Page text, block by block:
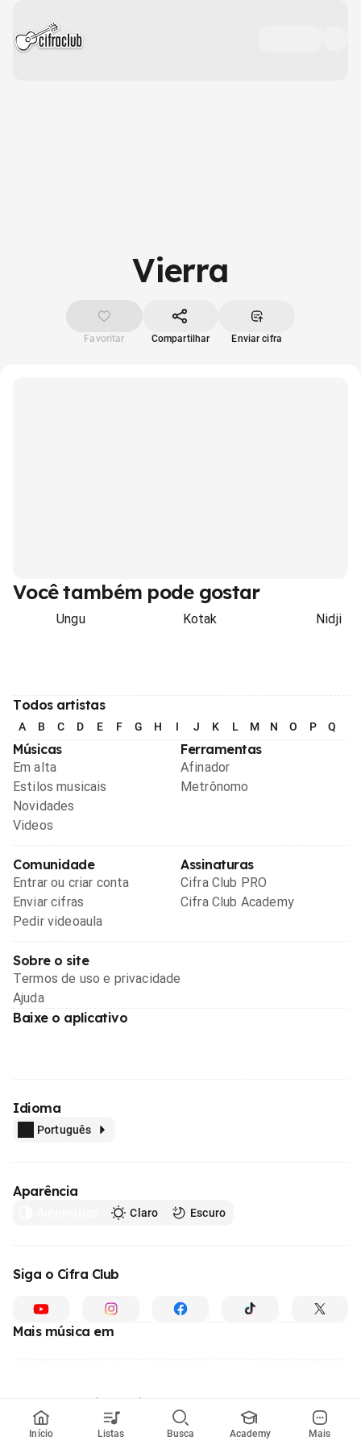
Início Listas Busca Academy Mais
Vierra
Favoritar Compartilhar Enviar cifra
Você também pode gostar
Ungu Kotak Nidji
Todos artistas
A B C D E F G H I J K L M N O P Q
Músicas
Em alta
Estilos musicais
Novidades
Videos
Ferramentas
Afinador
Metrônomo
Comunidade
Entrar ou criar conta
Enviar cifras
Pedir videoaula
Assinaturas
Cifra Club PRO
Cifra Club Academy
Sobre o site
Termos de uso e privacidade
Ajuda
Baixe o aplicativo
Idioma
Português
Aparência
Claro Escuro
Siga o Cifra Club
Mais música em
© 1996 - 2026, o maior site de ensino de música do Brasil